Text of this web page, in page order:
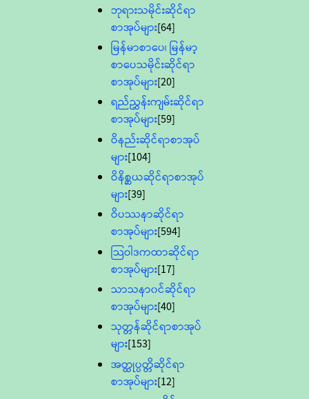
ဘုရားသမိုင်းဆိုင်ရာ
စာအုပ်များ[64]
မြန်မာစာပေ၊ မြန်မာ့
စာပေသမိုင်းဆိုင်ရာ
စာအုပ်များ[20]
ရည်ညွှန်းကျမ်းဆိုင်ရာ
စာအုပ်များ[59]
ဝိနည်းဆိုင်ရာစာအုပ်
များ[104]
ဝိနိစ္ဆယဆိုင်ရာစာအုပ်
များ[39]
ဝိပဿနာဆိုင်ရာ
စာအုပ်များ[594]
သြဝါဒကထာဆိုင်ရာ
စာအုပ်များ[17]
သာသနာ၀င်ဆိုင်ရာ
စာအုပ်များ[40]
သုတ္တန်ဆိုင်ရာစာအုပ်
များ[153]
အတ္ထုပ္ပတ္တိဆိုင်ရာ
စာအုပ်များ[12]